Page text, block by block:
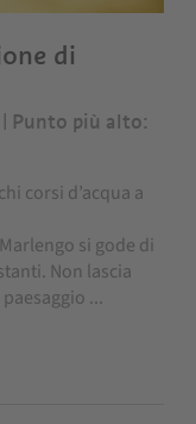
di
| Punto più alto:
corsi d’acqua a
si gode di
Non lascia
...